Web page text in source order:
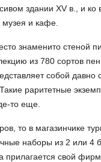
здании XV в., и ко
и кафе.
знаменито стеной
из 780 сортов
собой давно
раритетные
то еще.
то в магазинчике
наборы из 2 или 4
прилагается свой